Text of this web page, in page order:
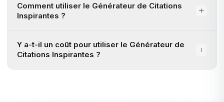
Comment utiliser le Générateur de Citations
Inspirantes ?
Y a-t-il un coût pour utiliser le Générateur de
Citations Inspirantes ?